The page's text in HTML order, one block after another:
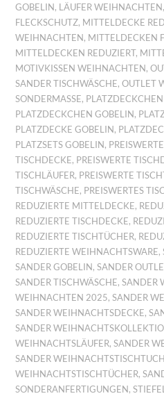
GOBELIN, LÄUFER WEIHNACHTEN,
FLECKSCHUTZ, MITTELDECKE
WEIHNACHTEN, MITTELDECKEN
MITTELDECKEN REDUZIERT,
MOTIVKISSEN WEIHNACHTEN,
SANDER TISCHWÄSCHE,OUTLET
SONDERMASSE ,
PLATZDECKCHEN GOBELIN,
PLATZDECKE GOBELIN,
PLATZSETS GOBELIN,
TISCHDECKE, PREISWERTE
TISCHLÄUFER, PREISWERTE
TISCHWÄSCHE, PREISWERTES
REDUZIERTE MITTELDECKE,
REDUZIERTE TISCHDECKE,
REDUZIERTE TISCHTÜCHER,
REDUZIERTE WEIHNACHTSWARE,
SANDER GOBELIN,SANDER
SANDER TISCHWÄSCHE,SANDER
WEIHNACHTEN 2025,SANDER
SANDER WEIHNACHTSDECKE,
SANDER
WEIHNACHTSLÄUFER,SANDER
SANDER WEIHNACHTSTISCHTUCH
WEIHNACHTSTISCHTÜCHER,
SONDERANFERTIGUNGEN,